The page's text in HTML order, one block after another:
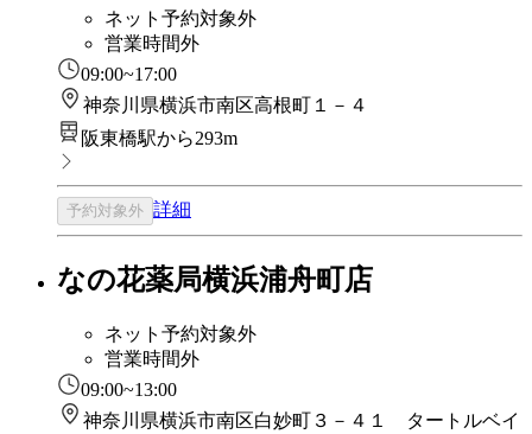
ネット予約対象外
営業時間外
09:00~17:00
神奈川県横浜市南区高根町１－４
阪東橋駅から293m
予約対象外 詳細
なの花薬局横浜浦舟町店
ネット予約対象外
営業時間外
09:00~13:00
神奈川県横浜市南区白妙町３－４１ タートルベイ